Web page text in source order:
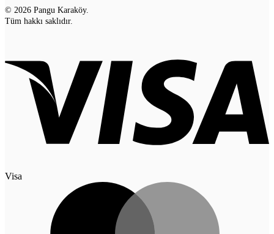
© 2026 Pangu Karaköy.
Tüm hakkı saklıdır.
Visa